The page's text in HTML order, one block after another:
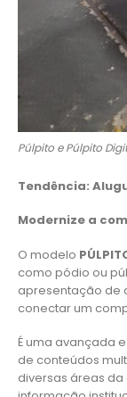
Púlpito e Púlpito
Tendência:
Modernize a
O modelo
como pódio ou
apresentação de
conectar um
É uma avançada
de conteúdos
diversas áreas